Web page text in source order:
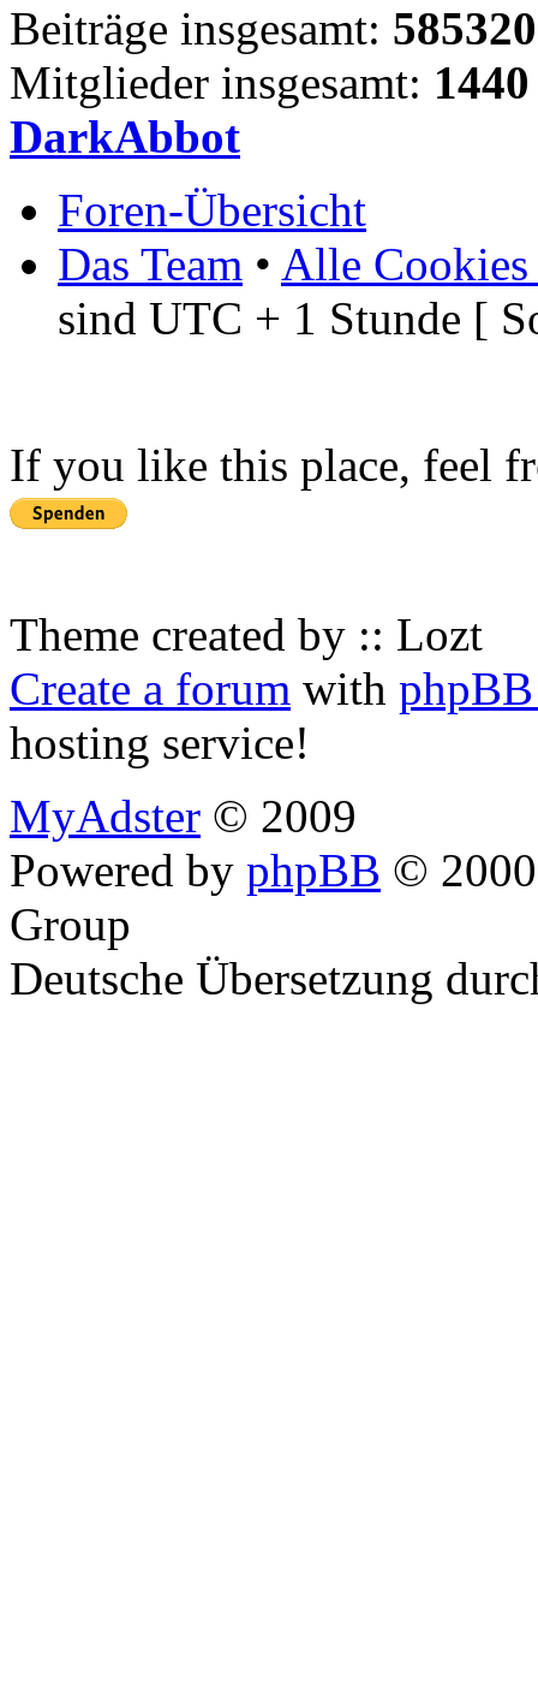
Beiträge insgesamt: 585320
Mitglieder insgesamt: 1440
DarkAbbot
Foren-Übersicht
Das Team • Alle Cookies
sind UTC + 1 Stunde [
If you like this place, feel
Theme created by :: Lozt
Create a forum with
hosting service!
MyAdster © 2009
Powered by phpBB ©
Group
Deutsche Übersetzung